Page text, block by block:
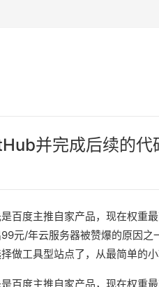
并完成后续的代
百度主推自家产品，现在权
元/年云服务器被赞爆的原因
做工具型站点了，从最简单
百度主推自家产品，现在权